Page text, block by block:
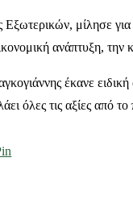
μίλησε για
ανάπτυξη,
έκανε
όλες τις αξίες από